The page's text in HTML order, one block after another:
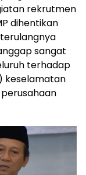
rekrutmen
dihentikan
sangat
terhadap
keselamatan